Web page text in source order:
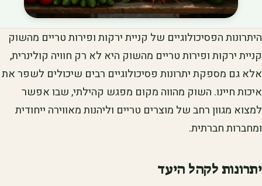
היתרונות הפסיכולוגיים של קניית ירקות ופירות טריים מהשוק
קניית ירקות ופירות טריים מהשוק היא לא רק חוויה קולינרית,
אלא גם מספקת יתרונות פסיכולוגיים רבים שיכולים לשפר את
איכות חיינו. השוק מהווה מקום מפגש קהילתי, שבו אפשר
למצוא מגוון רחב של מוצרים טריים וליהנות מאווירה ייחודית
ומחברות חברתית.
יתרונות לקהל היעד